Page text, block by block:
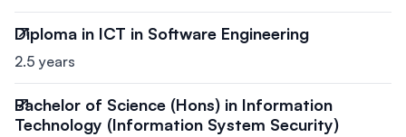
Diploma in ICT in Software Engineering
2.5 years
Bachelor of Science (Hons) in Information
Technology (Information System Security)